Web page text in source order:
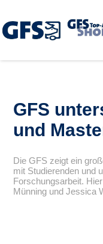
GFS
und
Die GFS zeigt ein
mit Studierenden und
Forschungsarbeit.
Münning und Jessica